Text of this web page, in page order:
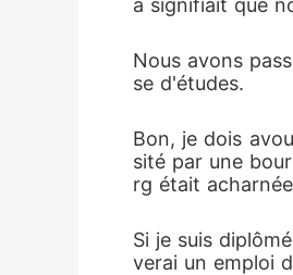
a signifiait que
Nous avons
se d'études.
Bon, je dois
sité par une
rg était
Si je suis
verai un emploi